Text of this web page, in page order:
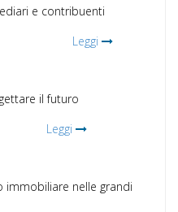
e contribuenti
Leggi
il futuro
Leggi
immobiliare nelle grandi